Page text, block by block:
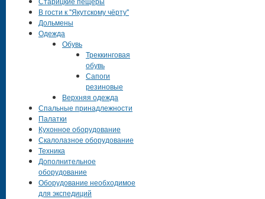
В гости к "Якутскому чёрту"
Дольмены
Одежда
Обувь
Треккинговая
обувь
Сапоги
резиновые
Верхняя одежда
Спальные принадлежности
Палатки
Кухонное оборудование
Скалолазное оборудование
Техника
Дополнительное
оборудование
Оборудование необходимое
для экспедиций